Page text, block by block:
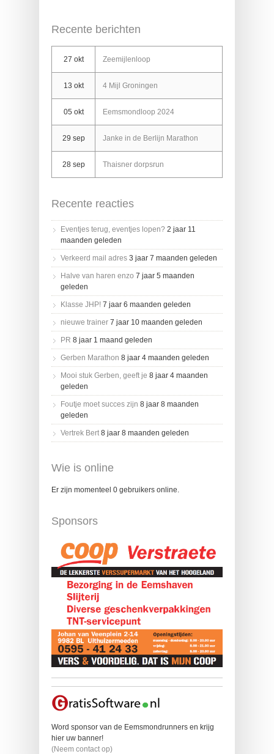
Recente berichten
27 okt Zeemijlenloop
13 okt 4 Mijl Groningen
05 okt Eemsmondloop 2024
29 sep Janke in de Berlijn Marathon
28 sep Thaisner dorpsrun
Recente reacties
Eventjes terug, eventjes lopen? 2 jaar 11
maanden geleden
Verkeerd mail adres 3 jaar 7 maanden geleden
Halve van haren enzo 7 jaar 5 maanden
geleden
Klasse JHP! 7 jaar 6 maanden geleden
nieuwe trainer 7 jaar 10 maanden geleden
PR 8 jaar 1 maand geleden
Gerben Marathon 8 jaar 4 maanden geleden
Mooi stuk Gerben, geeft je 8 jaar 4 maanden
geleden
Foutje moet succes zijn 8 jaar 8 maanden
geleden
Vertrek Bert 8 jaar 8 maanden geleden
Wie is online
Er zijn momenteel 0 gebruikers online.
Sponsors
Word sponsor van de Eemsmondrunners en krijg
hier uw banner!
(Neem contact op)